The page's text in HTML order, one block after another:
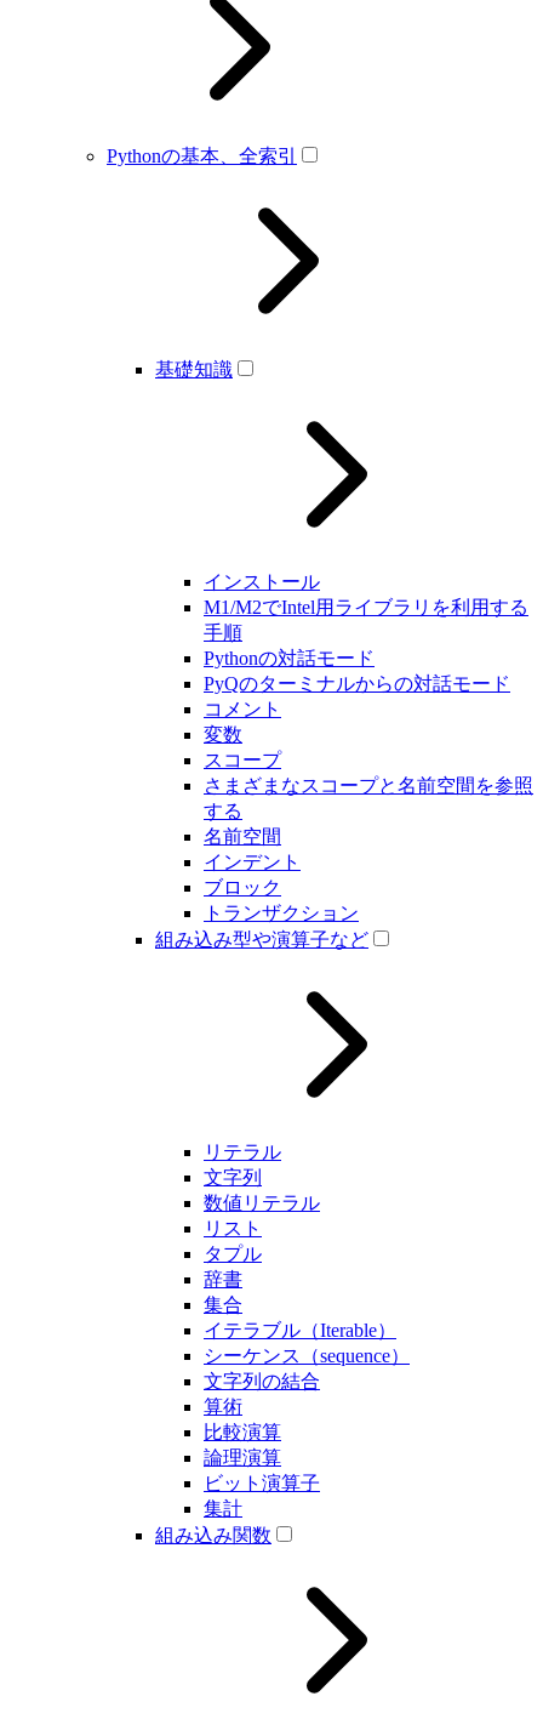
Pythonの基本、全索引
基礎知識
インストール
M1/M2でIntel用ライブラリを利用する
手順
Pythonの対話モード
PyQのターミナルからの対話モード
コメント
変数
スコープ
さまざまなスコープと名前空間を参照
する
名前空間
インデント
ブロック
トランザクション
組み込み型や演算子など
リテラル
文字列
数値リテラル
リスト
タプル
辞書
集合
イテラブル（Iterable）
シーケンス（sequence）
文字列の結合
算術
比較演算
論理演算
ビット演算子
集計
組み込み関数